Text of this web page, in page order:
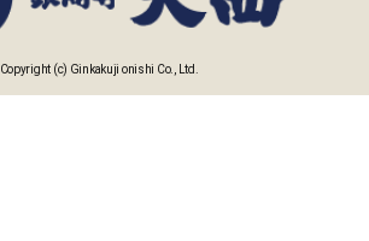
Copyright (c) Ginkakuji onishi Co., Ltd.